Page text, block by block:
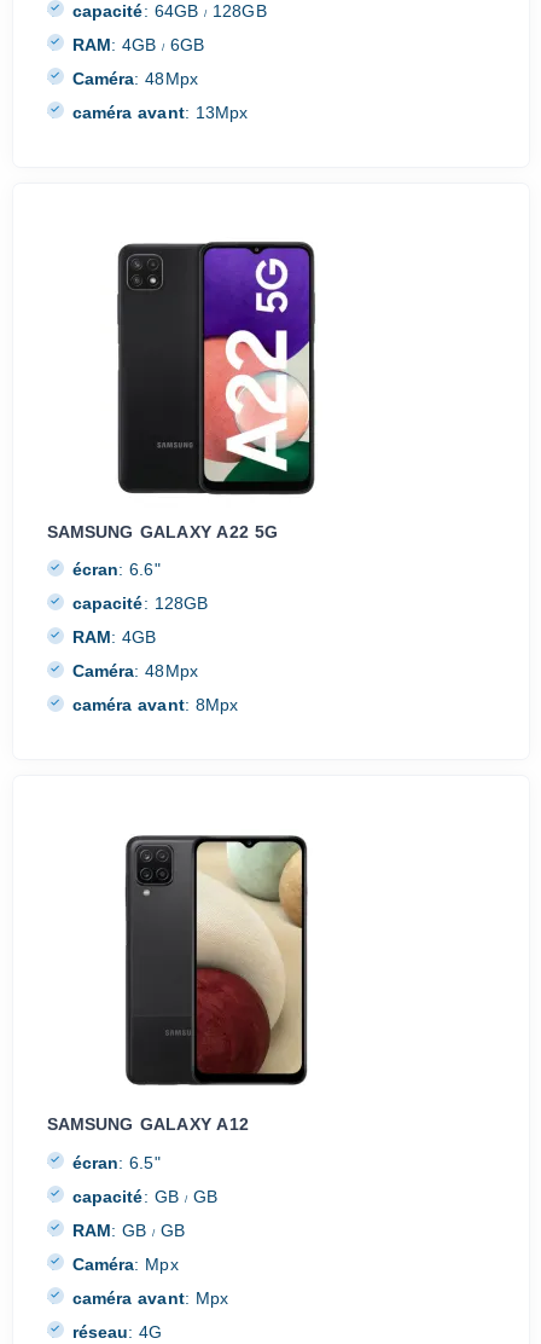
capacité: 64GB/ 128GB
RAM: 4GB/ 6GB
Caméra: 48Mpx
caméra avant: 13Mpx
SAMSUNG GALAXY A22 5G
écran: 6.6"
capacité: 128GB
RAM: 4GB
Caméra: 48Mpx
caméra avant: 8Mpx
SAMSUNG GALAXY A12
écran: 6.5"
capacité: GB /GB
RAM: GB/ GB
Caméra: Mpx
caméra avant: Mpx
réseau: 4G